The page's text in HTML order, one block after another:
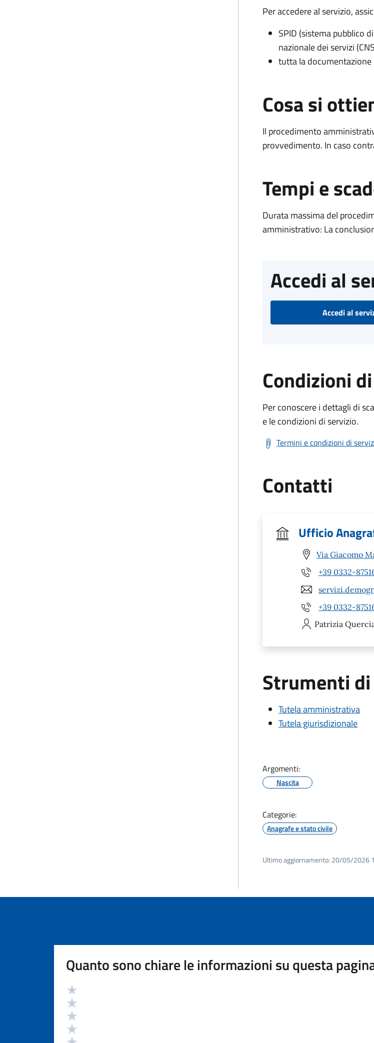
Per accedere al servizio,
SPID (sistema pubblico
nazionale dei servizi
tutta la documentazione
Cosa si
Il procedimento
provvedimento. In caso
Tempi e
Durata massima del
amministrativo: La
Accedi al
Accedi al
Condizioni
Per conoscere i dettagli di
e le condizioni di servizio.
Termini e condizioni di
Contatti
Ufficio
Via Giacomo
+39 0332-
+39 0332-
Patrizia
Strumenti
Tutela amministrativa
Tutela giurisdizionale
Argomenti:
Nascita
Categorie:
Anagrafe e stato civile
Ultimo aggiornamento: 20/05/2026
Quanto sono chiare le informazioni su questa
Valutazione